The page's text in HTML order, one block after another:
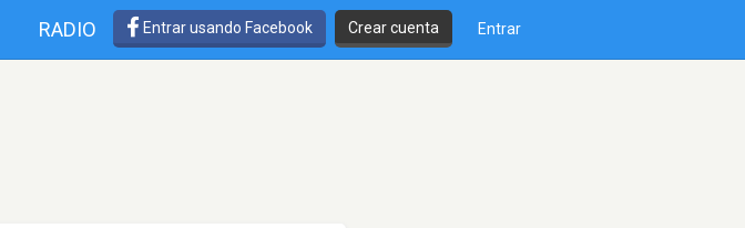
RADIO Entrar usando Facebook Crear cuenta Entrar